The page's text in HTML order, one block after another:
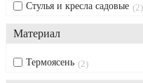
Стулья и кресла садовые 2
Материал
Термоясень 2